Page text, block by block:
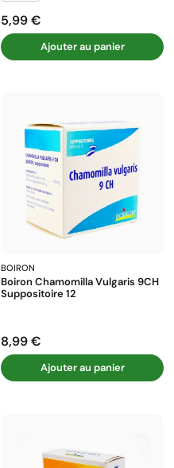
Prix
5,99 €
Ajouter au panier
BOIRON
Boiron Chamomilla Vulgaris 9CH
Suppositoire 12
Prix
8,99 €
Ajouter au panier